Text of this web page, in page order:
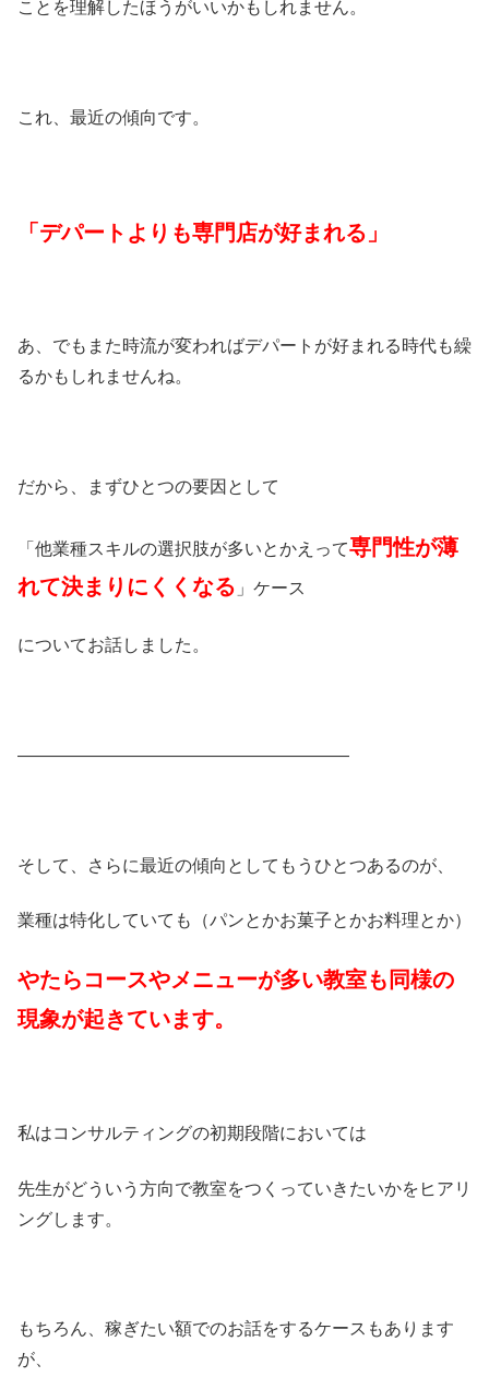
ことを理解したほうがいいかもしれません。
これ、最近の傾向です。
「デパートよりも専門店が好まれる」
あ、でもまた時流が変わればデパートが好まれる時代も繰
るかもしれませんね。
だから、まずひとつの要因として
「他業種スキルの選択肢が多いとかえって専門性が薄
れて決まりにくくなる 」ケース
についてお話しました。
———————————————————
そして、さらに最近の傾向としてもうひとつあるのが、
業種は特化していても（パンとかお菓子とかお料理とか）
やたらコースやメニューが多い教室も同様の
現象が起きています。
私はコンサルティングの初期段階においては
先生がどういう方向で教室をつくっていきたいかをヒアリ
ングします。
もちろん、稼ぎたい額でのお話をするケースもあります
が、